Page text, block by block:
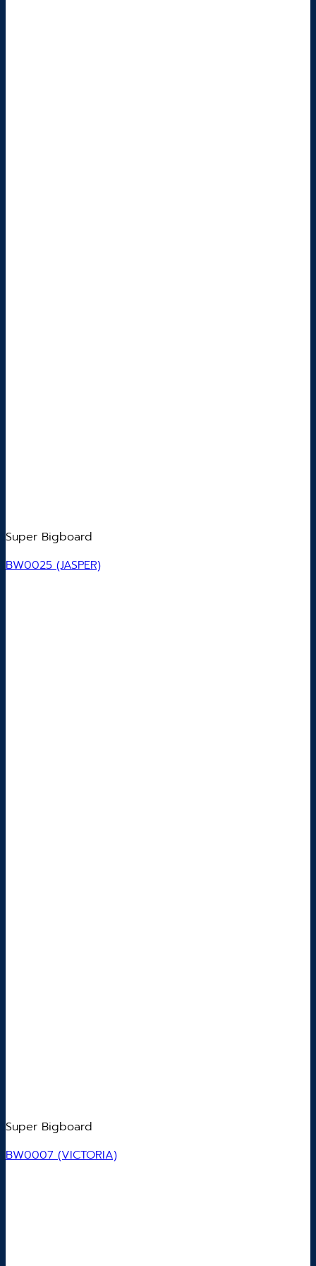
Super Bigboard
BW0025 (JASPER)
Super Bigboard
BW0007 (VICTORIA)